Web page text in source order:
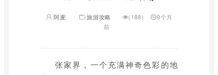
阿麦 旅游攻略 (188)
9个月
前
张家界，一个充满神奇色彩的地